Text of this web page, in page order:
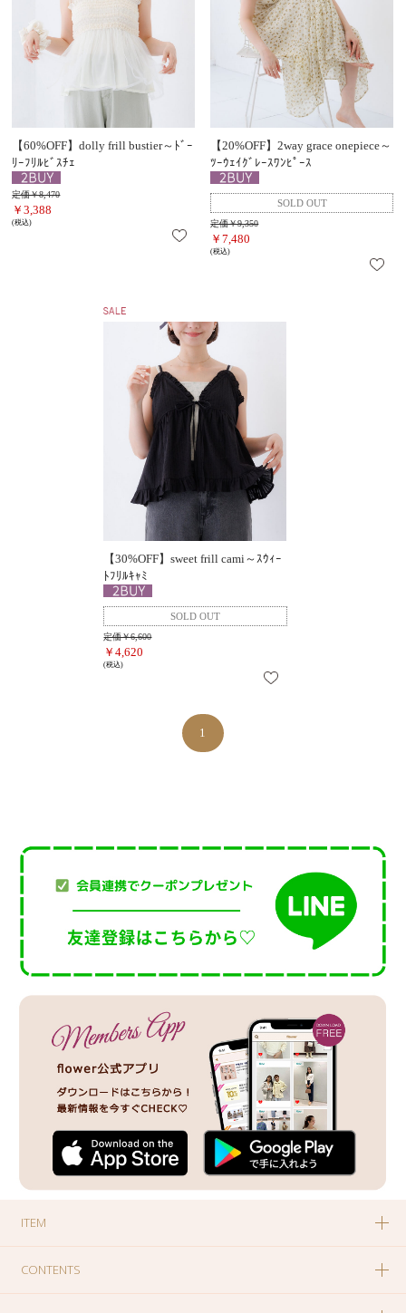
【60%OFF】dolly frill bustier～ﾄﾞｰ
ﾘｰﾌﾘﾙﾋﾞｽﾁｪ
定価￥8,470
￥3,388
(税込)
【20%OFF】2way grace onepiece～
ﾂｰｳｪｲｸﾞﾚｰｽﾜﾝﾋﾟｰｽ
定価￥9,350
￥7,480
(税込)
【30%OFF】sweet frill cami～ｽｳｨｰ
ﾄﾌﾘﾙｷｬﾐ
定価￥6,600
￥4,620
(税込)
1
ITEM
CONTENTS